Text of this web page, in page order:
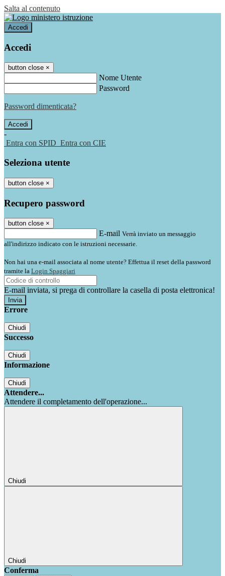
Salta al contenuto
Accedi
Accedi
button close ×
Nome Utente
Password
Password dimenticata?
-
Entra con SPID Entra con CIE
Seleziona utente
button close ×
Recupero password
button close ×
E-mail Verrà inviato un messaggio
all'indirizzo indicato con le istruzioni necessarie.
Non hai una e-mail associata al nome utente? Effettua il reset della password
tramite la Login Spaggiari
E-mail inviata, si prega di controllare la casella di posta elettronica!
Errore
Chiudi
Successo
Chiudi
Informazione
Chiudi
Attendere...
Attendere il completamento dell'operazione...
Chiudi
Chiudi
Conferma